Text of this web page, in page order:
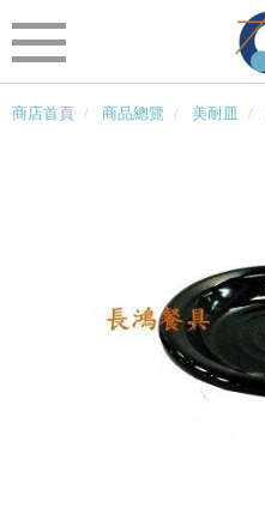
商店首頁 商品總覽 美耐皿